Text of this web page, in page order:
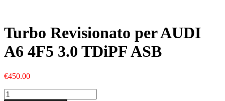
Turbo Revisionato per AUDI
A6 4F5 3.0 TDiPF ASB
€450.00
Turbo